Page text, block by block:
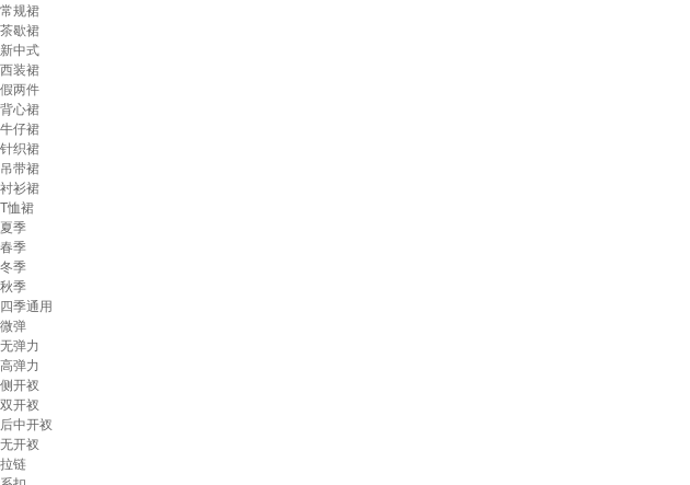
常规裙
茶歇裙
新中式
西装裙
假两件
背心裙
牛仔裙
针织裙
吊带裙
衬衫裙
T恤裙
夏季
春季
冬季
秋季
四季通用
微弹
无弹力
高弹力
侧开衩
双开衩
后中开衩
无开衩
拉链